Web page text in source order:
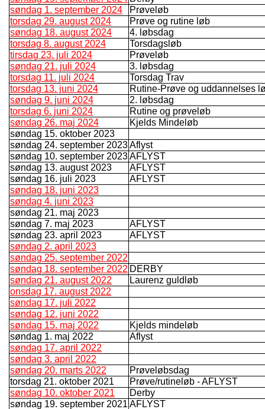
søndag 1. september 2024
Prøveløb
torsdag 29. august 2024
Prøve og rutine løb
søndag 18. august 2024
4. løbsdag
torsdag 8. august 2024
Torsdagsløb
tirsdag 23. juli 2024
Prøveløb
søndag 21. juli 2024
3. løbsdag
torsdag 11. juli 2024
Torsdag Trav
torsdag 13. juni 2024
Rutine-Prøve og uddannelses
søndag 9. juni 2024
2. løbsdag
torsdag 6. juni 2024
Rutine og prøveløb
søndag 26. maj 2024
Kjelds Mindeløb
søndag 15. oktober 2023
søndag 24. september 2023Aflyst
søndag 10. september 2023AFLYST
søndag 13. august 2023
AFLYST
søndag 16. juli 2023
AFLYST
søndag 18. juni 2023
søndag 4. juni 2023
søndag 21. maj 2023
søndag 7. maj 2023
AFLYST
søndag 23. april 2023
AFLYST
søndag 2. april 2023
søndag 25. september 2022
søndag 18. september 2022 DERBY
søndag 21. august 2022
Laurenz guldløb
onsdag 17. august 2022
søndag 17. juli 2022
søndag 12. juni 2022
søndag 15. maj 2022
Kjelds mindeløb
søndag 1. maj 2022
Aflyst
søndag 17. april 2022
søndag 3. april 2022
søndag 20. marts 2022
Prøveløbsdag
torsdag 21. oktober 2021
Prøve/rutineløb - AFLYST
søndag 10. oktober 2021
Derby
søndag 19. september 2021 AFLYST